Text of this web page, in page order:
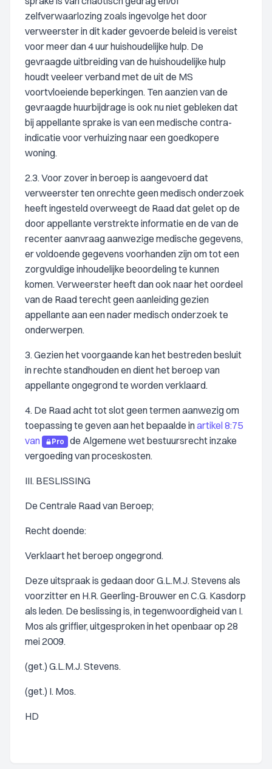
zelfverwaarlozing zoals ingevolge het door
verweerster in dit kader gevoerde beleid is vereist
voor meer dan 4 uur huishoudelijke hulp. De
gevraagde uitbreiding van de huishoudelijke hulp
houdt veeleer verband met de uit de MS
voortvloeiende beperkingen. Ten aanzien van de
gevraagde huurbijdrage is ook nu niet gebleken dat
bij appellante sprake is van een medische contra-
indicatie voor verhuizing naar een goedkopere
woning.
2.3. Voor zover in beroep is aangevoerd dat
verweerster ten onrechte geen medisch onderzoek
heeft ingesteld overweegt de Raad dat gelet op de
door appellante verstrekte informatie en de van de
recenter aanvraag aanwezige medische gegevens,
er voldoende gegevens voorhanden zijn om tot een
zorgvuldige inhoudelijke beoordeling te kunnen
komen. Verweerster heeft dan ook naar het oordeel
van de Raad terecht geen aanleiding gezien
appellante aan een nader medisch onderzoek te
onderwerpen.
3. Gezien het voorgaande kan het bestreden besluit
in rechte standhouden en dient het beroep van
appellante ongegrond te worden verklaard.
4. De Raad acht tot slot geen termen aanwezig om
toepassing te geven aan het bepaalde inartikel 8:75
van
Pro
de Algemene wet bestuursrecht inzake
vergoeding van proceskosten.
III. BESLISSING
De Centrale Raad van Beroep;
Recht doende:
Verklaart het beroep ongegrond.
Deze uitspraak is gedaan door G.L.M.J. Stevens als
voorzitter en H.R. Geerling-Brouwer en C.G. Kasdorp
als leden. De beslissing is, in tegenwoordigheid van I.
Mos als griffier, uitgesproken in het openbaar op 28
mei 2009.
(get.) G.L.M.J. Stevens.
(get.) I. Mos.
HD